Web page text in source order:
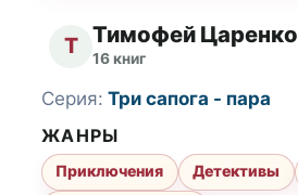
Т Тимофей Царенко
16 книг
Серия: Три сапога - пара
ЖАНРЫ
Приключения Детективы